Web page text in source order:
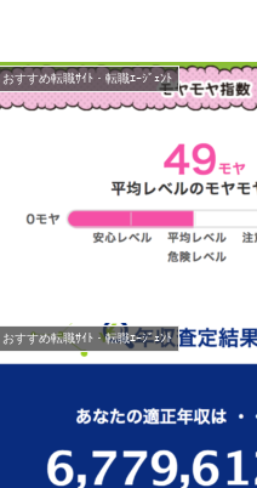
おすすめ転職ｻｲﾄ・転職ｴｰｼﾞｪﾝﾄ
おすすめ転職ｻｲﾄ・転職ｴｰｼﾞｪﾝﾄ